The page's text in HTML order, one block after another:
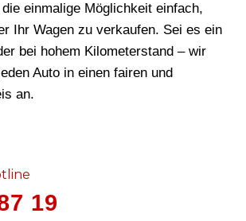
einmalige Möglichkeit einfach,
Ihr Wagen zu verkaufen. Sei es ein
bei hohem Kilometerstand – wir
Auto in einen fairen und
an.
19